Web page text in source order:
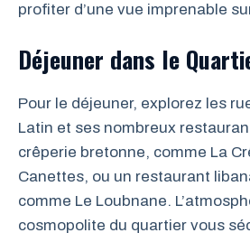
profiter d’une vue imprenable
Déjeuner dans le
Pour le déjeuner, explorez les
Latin et ses nombreux
crêperie bretonne, comme La
Canettes, ou un restaurant
comme Le Loubnane.
cosmopolite du quartier vous